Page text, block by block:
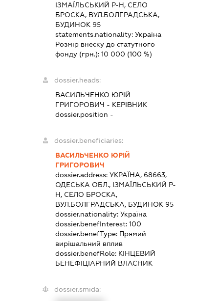
ІЗМАЇЛЬСЬКИЙ Р-Н, СЕЛО
БРОСКА, ВУЛ.БОЛГРАДСЬКА,
БУДИНОК 95
statements.nationality: Україна
Розмір внеску до статутного
фонду (грн.): 10 000 (100 %)
dossier.heads:
ВАСИЛЬЧЕНКО ЮРІЙ
ГРИГОРОВИЧ - КЕРІВНИК
dossier.position -
dossier.beneficiaries:
ВАСИЛЬЧЕНКО ЮРІЙ
ГРИГОРОВИЧ
dossier.address: УКРАЇНА, 68663,
ОДЕСЬКА ОБЛ., ІЗМАЇЛЬСЬКИЙ Р-
Н, СЕЛО БРОСКА,
ВУЛ.БОЛГРАДСЬКА, БУДИНОК 95
dossier.nationality: Україна
dossier.benefInterest: 100
dossier.benefType: Прямий
вирішальний вплив
dossier.benefRole: КІНЦЕВИЙ
БЕНЕФІЦІАРНИЙ ВЛАСНИК
dossier.smida: